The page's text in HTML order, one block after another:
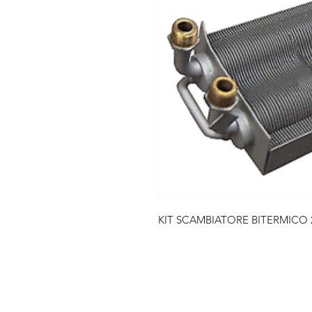
KIT SCAMBIATORE BITERMICO